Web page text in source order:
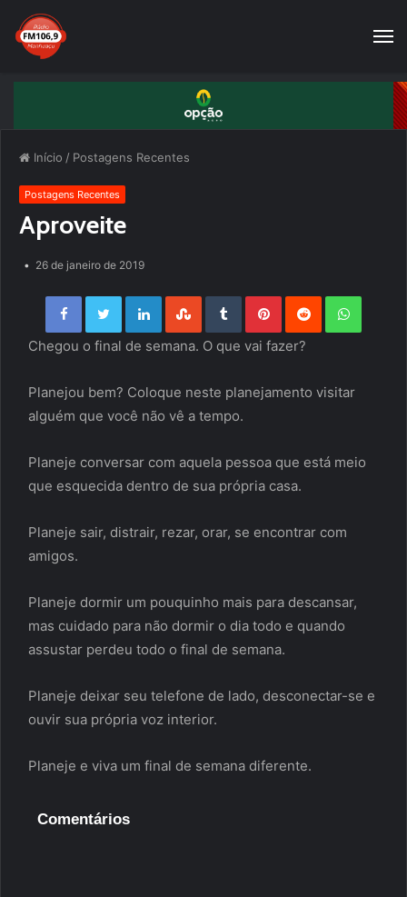
Início / Postagens Recentes
Postagens Recentes
Aproveite
26 de janeiro de 2019
Facebook Twitter LinkedIn StumbleUpon Tumblr Pinterest Reddit
Chegou o final de semana. O que vai fazer?
Planejou bem? Coloque neste planejamento visitar
alguém que você não vê a tempo.
Planeje conversar com aquela pessoa que está meio
que esquecida dentro de sua própria casa.
Planeje sair, distrair, rezar, orar, se encontrar com
amigos.
Planeje dormir um pouquinho mais para descansar,
mas cuidado para não dormir o dia todo e quando
assustar perdeu todo o final de semana.
Planeje deixar seu telefone de lado, desconectar-se e
ouvir sua própria voz interior.
Planeje e viva um final de semana diferente.
Comentários